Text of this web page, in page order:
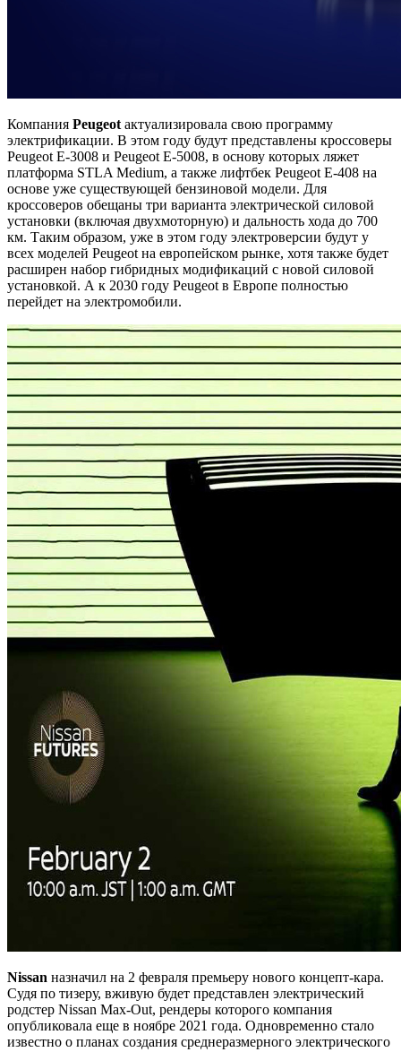
Компания Peugeot актуализировала свою программу
электрификации. В этом году будут представлены кроссоверы
Peugeot E-3008 и Peugeot E-5008, в основу которых ляжет
платформа STLA Medium, а также лифтбек Peugeot E-408 на
основе уже существующей бензиновой модели. Для
кроссоверов обещаны три варианта электрической силовой
установки (включая двухмоторную) и дальность хода до 700
км. Таким образом, уже в этом году электроверсии будут у
всех моделей Peugeot на европейском рынке, хотя также будет
расширен набор гибридных модификаций с новой силовой
установкой. А к 2030 году Peugeot в Европе полностью
перейдет на электромобили.
Nissan назначил на 2 февраля премьеру нового концепт-кара.
Судя по тизеру, вживую будет представлен электрический
родстер Nissan Max-Out, рендеры которого компания
опубликовала еще в ноябре 2021 года. Одновременно стало
известно о планах создания среднеразмерного электрического